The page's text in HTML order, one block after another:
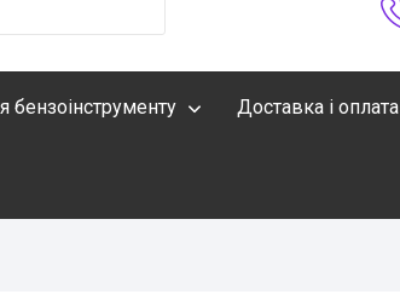
бензоінструменту Доставка і оплата